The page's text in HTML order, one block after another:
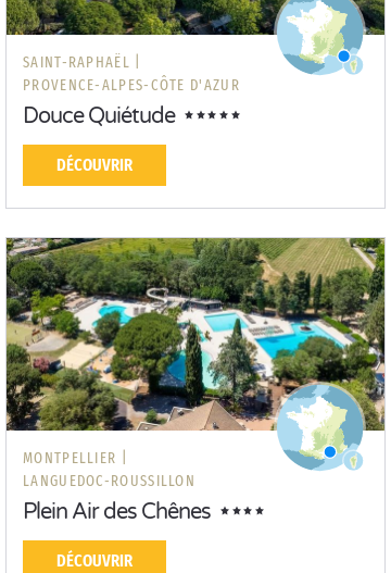
SAINT-RAPHAËL |
PROVENCE-ALPES-CÔTE D'AZUR
Douce Quiétude
DÉCOUVRIR
MONTPELLIER |
LANGUEDOC-ROUSSILLON
Plein Air des Chênes
DÉCOUVRIR